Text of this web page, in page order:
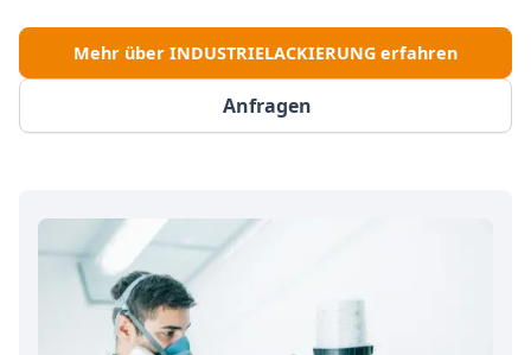
Anfragen
Mehr über INDUSTRIELACKIERUNG erfahren